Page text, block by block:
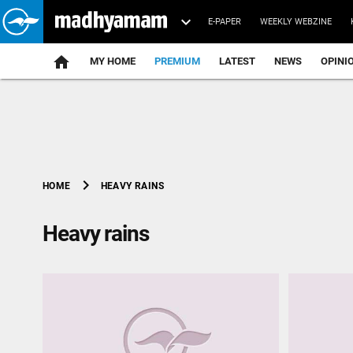
E-PAPER WEEKLY WEBZINE
home MY HOME PREMIUM LATEST NEWS
HOME chevron_right HEAVY RAINS
Heavy rains